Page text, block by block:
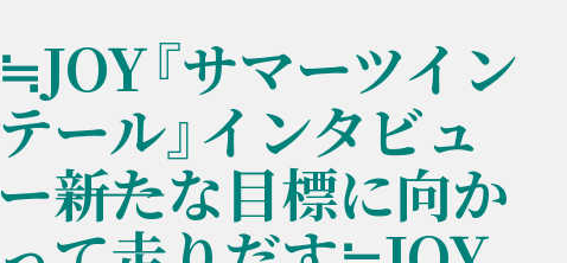
≒JOY『サマーツイン
テール』インタビュ
ー――新たな目標に向か